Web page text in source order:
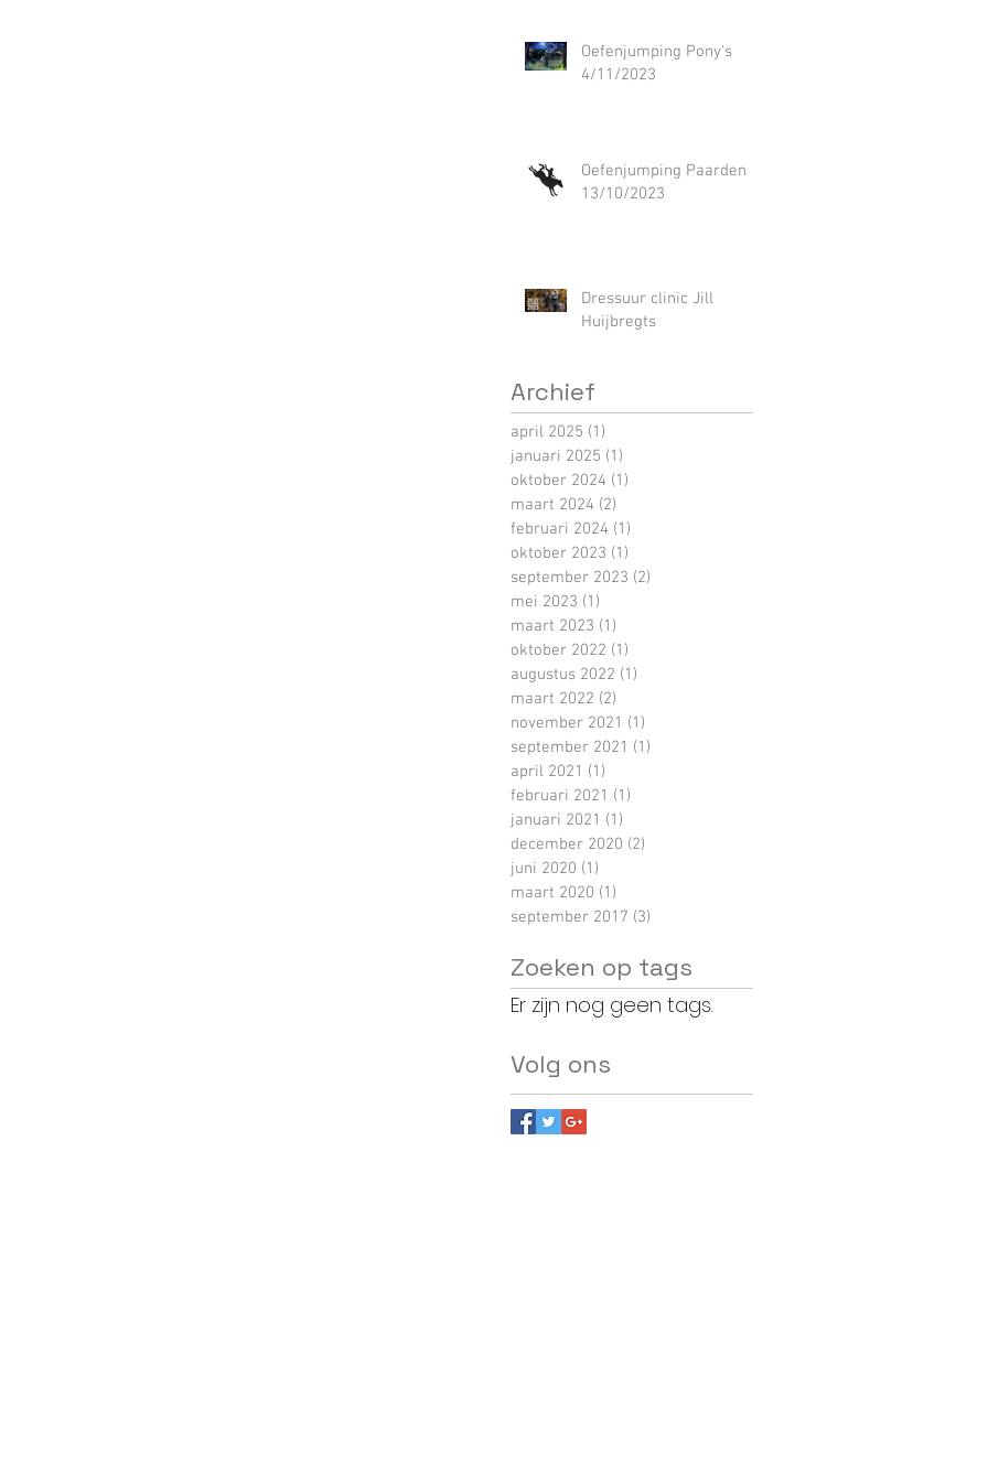
Oefenjumping Pony's
4/11/2023
Oefenjumping Paarden
13/10/2023
Dressuur clinic Jill
Huijbregts
Archief
april 2025 (1)
januari 2025 (1)
oktober 2024 (1)
maart 2024 (2)
februari 2024 (1)
oktober 2023 (1)
september 2023 (2)
mei 2023 (1)
maart 2023 (1)
oktober 2022 (1)
augustus 2022 (1)
maart 2022 (2)
november 2021 (1)
september 2021 (1)
april 2021 (1)
februari 2021 (1)
januari 2021 (1)
december 2020 (2)
juni 2020 (1)
maart 2020 (1)
september 2017 (3)
Zoeken op tags
Er zijn nog geen tags.
Volg ons